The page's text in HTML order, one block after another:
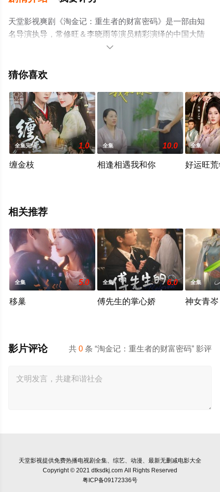
天堂影视爽剧《淘金记：重生者的财富密码》是一部由知
名导演执导，常修旺＆李晓雨等演员精彩演绎的中国大陆
电视剧，大结局剧情已揭晓（全集），手机免费观看高清
可移步至豆瓣电视剧、电视猫或剧情网等平台了解。

猜你喜欢
全集完结 1.0
缠金枝
全集 10.0
相逢相遇我和你
全集
好运旺
相关推荐
全集 5.0
移巢
全集 6.0
傅先生的掌心娇
全集
神女青岑
共0 条 “淘金记：重生者的财富密码” 影评
影片评论
天堂影视提供免费热播电视剧全集、综艺、动漫、最新无删减电影大全
Copyright © 2021 dtksdkj.com All Rights Reserved
粤ICP备09172336号